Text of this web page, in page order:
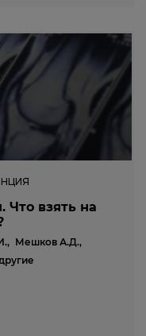
Что взять на
Мешков А.Д.,